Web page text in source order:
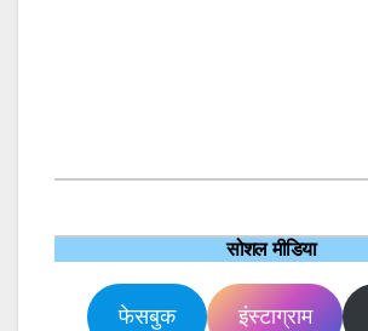
सोशल मीडिया
फेसबुक इंस्टाग्राम